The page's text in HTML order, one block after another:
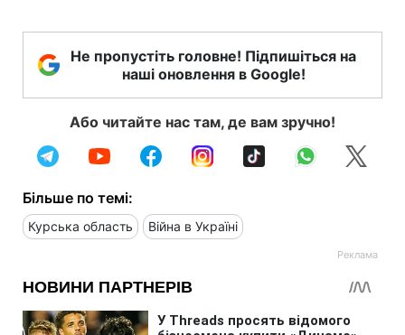
Не пропустіть головне! Підпишіться на
наші оновлення в Google!
Або читайте нас там, де вам зручно!
Більше по темі:
Курська область Війна в Україні